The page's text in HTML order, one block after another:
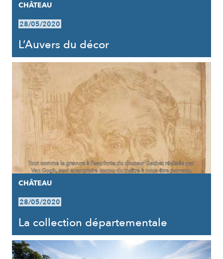
CHÂTEAU
28/05/2020
L’Auvers du décor
CHÂTEAU
28/05/2020
La collection départementale